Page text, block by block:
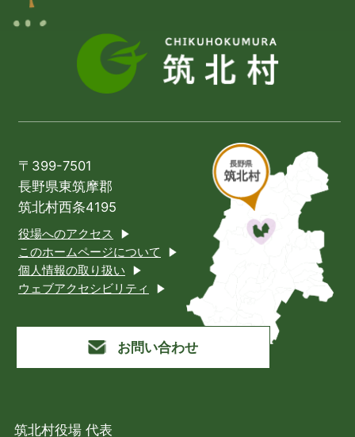
〒399-7501
長野県東筑摩郡
筑北村西条4195
役場へのアクセス
このホームページについて
個人情報の取り扱い
ウェブアクセシビリティ
お問い合わせ
筑北村役場 代表